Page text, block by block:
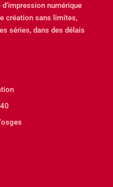
numérique
création sans limites,
séries, dans des délais